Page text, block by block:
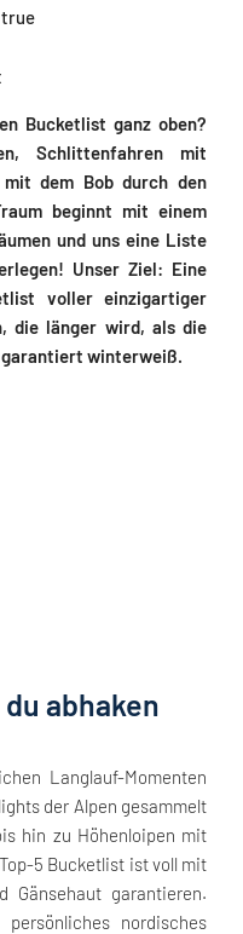
true
Bucketlist ganz oben?
Schlittenfahren mit
dem Bob durch den
beginnt mit einem
und uns eine Liste
Unser Ziel: Eine
voller einzigartiger
die länger wird, als die
garantiert winterweiß.
abhaken
Langlauf-Momenten
der Alpen gesammelt
hin zu Höhenloipen mit
5 Bucketlist ist voll mit
Gänsehaut garantieren.
nordisches